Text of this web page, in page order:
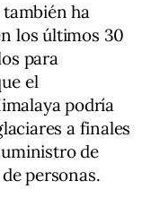
ha
los últimos 30
para
el
podría
a finales
de
personas.